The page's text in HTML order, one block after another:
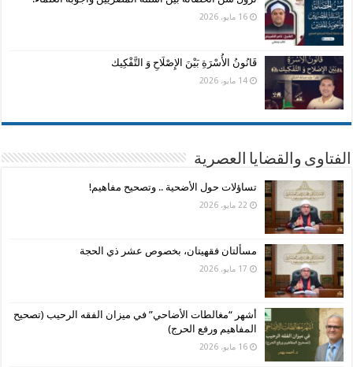
16 مايو، 2026
قَانُونُ الأُسْرَةِ بَيْنَ الإِصْلَاحِ وَ التَّفْكِيك
14 مايو، 2026
الفتاوى والقضايا العصرية
تساؤلات حول الأضحية .. وتصحيح مفاهيم!
22 مايو، 2026
مسألتان فقهيتان، بخصوص عشر ذي الحجة
17 مايو، 2026
أشهر “مغالطات الأضاحي” في ميزان الفقه الرحيب (تصحيح
المفاهيم ورفع الحرج)
16 مايو، 2026